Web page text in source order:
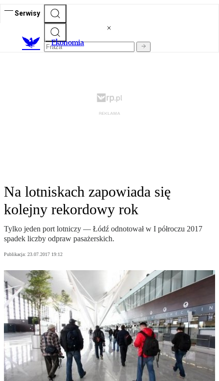
Serwisy
Ekonomia
Na lotniskach zapowiada się
kolejny rekordowy rok
Tylko jeden port lotniczy — Łódź odnotował w I półroczu 2017
spadek liczby odpraw pasażerskich.
Publikacja: 23.07.2017 19:12